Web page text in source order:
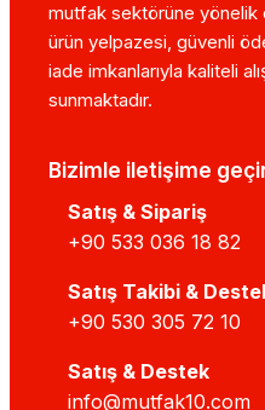
mutfak sektörüne yönelik
ürün yelpazesi, güvenli
iade imkanlarıyla kaliteli
sunmaktadır.
Bizimle iletişime
Satış & Sipariş
+90 533 036 18 82
Satış Takibi &
+90 530 305 72 10
Satış & Destek
info@mutfak10.com